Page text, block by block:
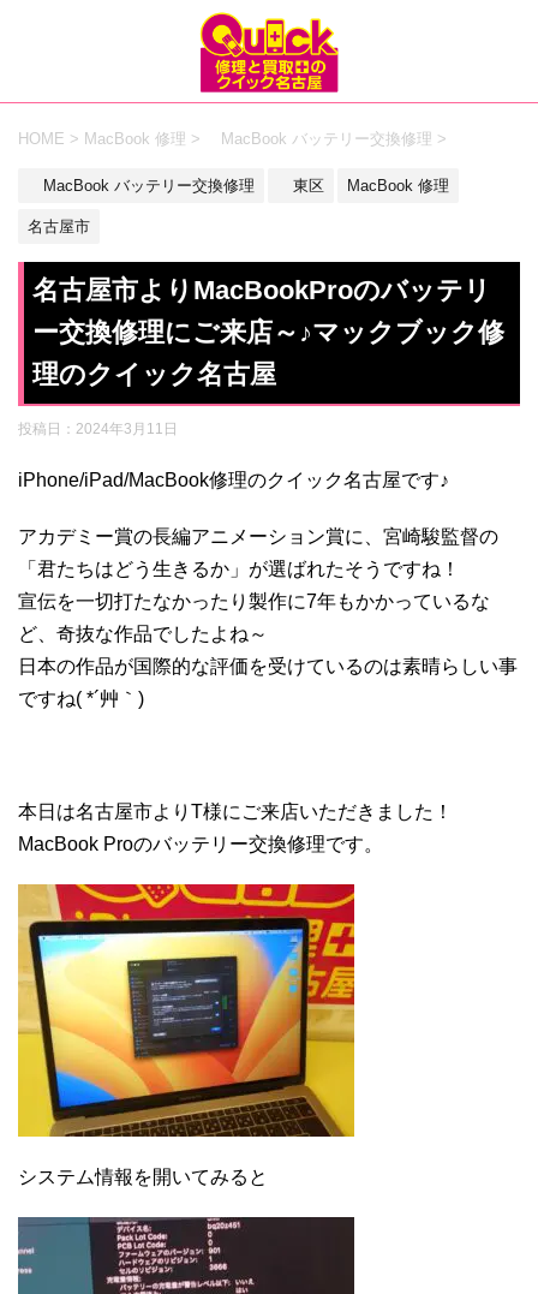
HOME > MacBook 修理 > MacBook バッテリー交換修理 >
MacBook バッテリー交換修理 東区 MacBook 修理
名古屋市
名古屋市よりMacBookProのバッテリ
ー交換修理にご来店～♪マックブック修
理のクイック名古屋
投稿日： 2024年3月11日
iPhone/iPad/MacBook修理のクイック名古屋です♪
アカデミー賞の長編アニメーション賞に、宮崎駿監督の
「君たちはどう生きるか」が選ばれたそうですね！
宣伝を一切打たなかったり製作に7年もかかっているな
ど、奇抜な作品でしたよね～
日本の作品が国際的な評価を受けているのは素晴らしい事
ですね( *´艸｀)
本日は名古屋市よりT様にご来店いただきました！
MacBook Proのバッテリー交換修理です。
システム情報を開いてみると